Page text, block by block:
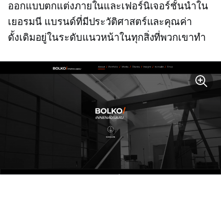
ออกแบบตกแต่งภายในและเฟอร์นิเจอร์ชั้นนำใน
เยอรมนี แบรนด์ที่มีประวัติศาสตร์และคุณค่า
ดั้งเดิมอยู่ในระดับแนวหน้าในทุกสิ่งที่พวกเขาทำ